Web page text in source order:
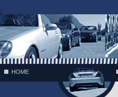
;
HOME